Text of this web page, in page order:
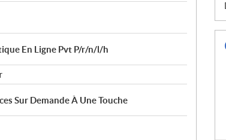
En Ligne Pvt P/r/n/l/h
Sur Demande À Une Touche